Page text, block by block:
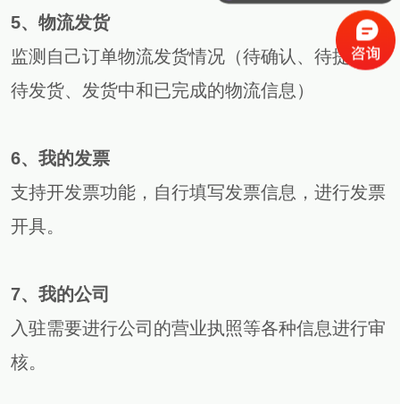
5、物流发货
监测自己订单物流发货情况（待确认、待提货、
待发货、发货中和已完成的物流信息）
6、我的发票
支持开发票功能，自行填写发票信息，进行发票
开具。
7、我的公司
入驻需要进行公司的营业执照等各种信息进行审
核。